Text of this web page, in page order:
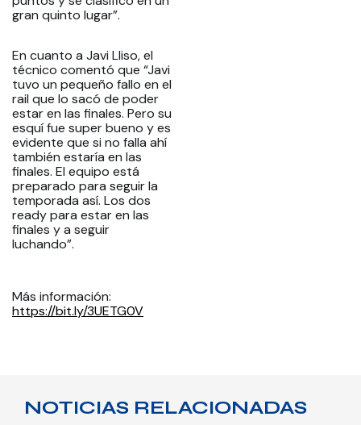
gran quinto lugar”.
En cuanto a Javi Lliso, el
técnico comentó que “Javi
tuvo un pequeño fallo en el
rail que lo sacó de poder
estar en las finales. Pero su
esquí fue super bueno y es
evidente que si no falla ahí
también estaría en las
finales. El equipo está
preparado para seguir la
temporada así. Los dos
ready para estar en las
finales y a seguir
luchando”.
Más información:
https://bit.ly/3UETG0V
NOTICIAS RELACIONADAS